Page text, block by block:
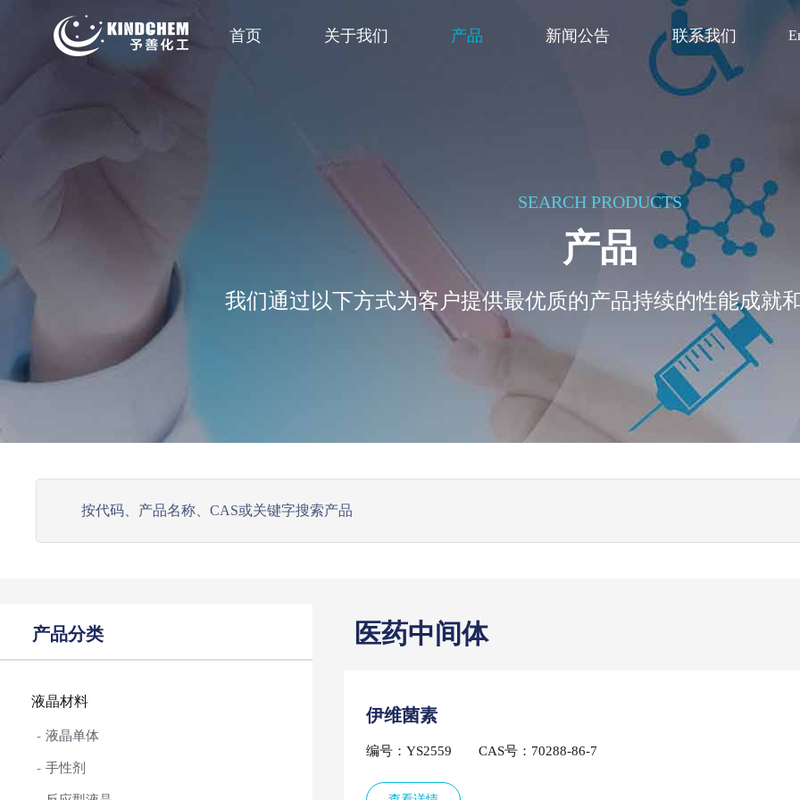
首页 关于我们 产品 新闻公告 联系我们
SEARCH PRODUCTS
产品
我们通过以下方式为客户提供最优质的产品持续的性能成就
产品分类
液晶材料
液晶单体
手性剂
医药中间体
伊维菌素
编号：YS2559 CAS号：70288-86-7